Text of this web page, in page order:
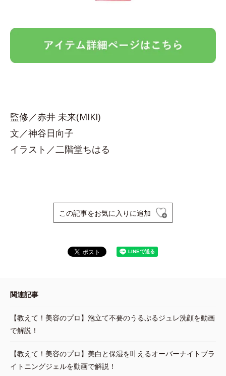
監修／赤井 未来(MIKI)
文／神谷日向子
イラスト／二階堂ちはる
この記事をお気に入りに追加
関連記事
【教えて！美容のプロ】泡立て不要のうるぷるジュレ洗顔を動画
で解説！
【教えて！美容のプロ】美白と保湿を叶えるオーバーナイトブラ
イトニングジェルを動画で解説！